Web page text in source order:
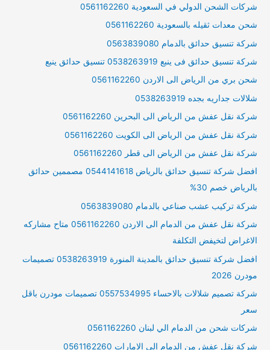
شركات الشحن الدولي في السعودية 0561162260
شحن معدات ثقيله بالسعودية 0561162260
شركة تنسيق حدائق بالدمام 0563839080
شركة تنسيق حدائق فى ينبع 0538263919 تنسيق حدائق ينبع
شحن بري من الرياض الى الاردن 0561162260
شلالات جداريه بجده 0538263919
شركة نقل عفش من الرياض الى البحرين 0561162260
شركة نقل عفش من الرياض الى الكويت 0561162260
شركة نقل عفش من الرياض الى قطر 0561162260
افضل شركة تنسيق حدائق بالرياض 0544141618 مصممين حدائق
بالرياض خصم 30%
شركة تركيب عشب صناعي بالدمام 0563839080
شركة نقل عفش من الدمام الى الاردن 0561162260 متاح مشاركه
الاغراض لتخيفض التكلفة
افضل شركة تنسيق حدائق بالمدينة المنورة 0538263919 تصميمات
مودرن 2026
شركة تصميم شلالات بالاحساء 0557534995 تصميمات مودرن باقل
سعر
شركات شحن من الدمام الي لبنان 0561162260
شركة نقل عفش من الدمام الى الامارات 0561162260